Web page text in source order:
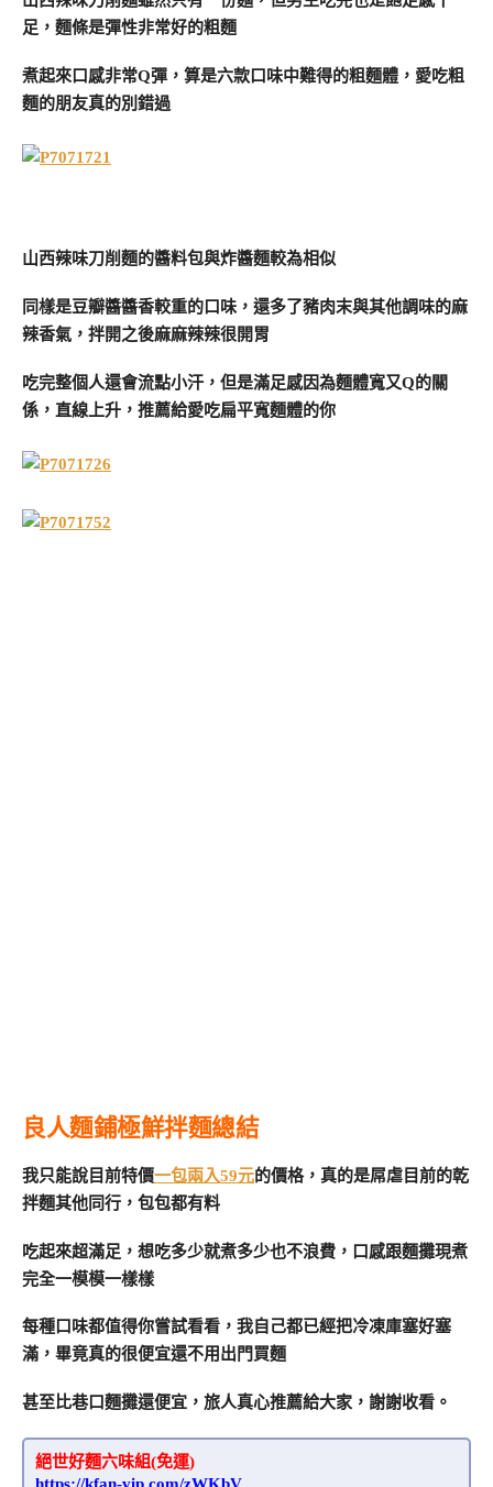
足，麵條是彈性非常好的粗麵
煮起來口感非常Q彈，算是六款口味中難得的粗麵體，愛吃粗
麵的朋友真的別錯過
山西辣味刀削麵的醬料包與炸醬麵較為相似
同樣是豆瓣醬醬香較重的口味，還多了豬肉末與其他調味的麻
辣香氣，拌開之後麻麻辣辣很開胃
吃完整個人還會流點小汗，但是滿足感因為麵體寬又Q的關
係，直線上升，推薦給愛吃扁平寬麵體的你
良人麵鋪極鮮拌麵總結
我只能說目前特價一包兩入59元的價格，真的是屌虐目前的乾
拌麵其他同行，包包都有料
吃起來超滿足，想吃多少就煮多少也不浪費，口感跟麵攤現煮
完全一模模一樣樣
每種口味都值得你嘗試看看，我自己都已經把冷凍庫塞好塞
滿，畢竟真的很便宜還不用出門買麵
甚至比巷口麵攤還便宜，旅人真心推薦給大家，謝謝收看。
絕世好麵六味組(免運)